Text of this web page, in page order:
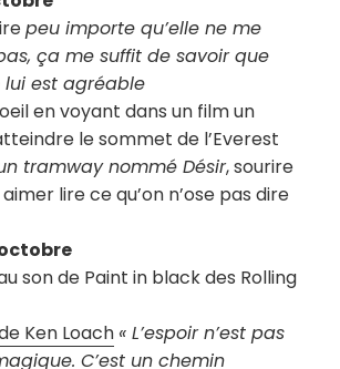
peu importe qu’elle ne me
ça me suffit de savoir que
est agréable
en voyant dans un film un
le sommet de l’Everest
tramway nommé Désir, sourire
aimer lire ce qu’on n’ose pas dire
son de Paint in black des Rolling
Ken Loach « L’espoir n’est pas
C’est un chemin